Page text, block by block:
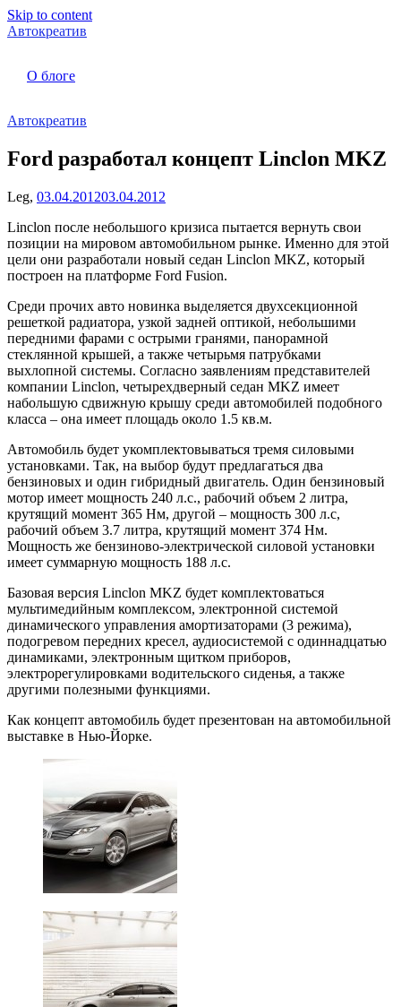
Skip to content
Автокреатив
О блоге
Автокреатив
Ford разработал концепт Linclon MKZ
Leg, 03.04.201203.04.2012
Linclon после небольшого кризиса пытается вернуть свои
позиции на мировом автомобильном рынке. Именно для этой
цели они разработали новый седан Linclon MKZ, который
построен на платформе Ford Fusion.
Среди прочих авто новинка выделяется двухсекционной
решеткой радиатора, узкой задней оптикой, небольшими
передними фарами с острыми гранями, панорамной
стеклянной крышей, а также четырьмя патрубками
выхлопной системы. Согласно заявлениям представителей
компании Linclon, четырехдверный седан MKZ имеет
набольшую сдвижную крышу среди автомобилей подобного
класса – она имеет площадь около 1.5 кв.м.
Автомобиль будет укомплектовываться тремя силовыми
установками. Так, на выбор будут предлагаться два
бензиновых и один гибридный двигатель. Один бензиновый
мотор имеет мощность 240 л.с., рабочий объем 2 литра,
крутящий момент 365 Нм, другой – мощность 300 л.с,
рабочий объем 3.7 литра, крутящий момент 374 Нм.
Мощность же бензиново-электрической силовой установки
имеет суммарную мощность 188 л.с.
Базовая версия Linclon MKZ будет комплектоваться
мультимедийным комплексом, электронной системой
динамического управления амортизаторами (3 режима),
подогревом передних кресел, аудиосистемой с одиннадцатью
динамиками, электронным щитком приборов,
электрорегулировками водительского сиденья, а также
другими полезными функциями.
Как концепт автомобиль будет презентован на автомобильной
выставке в Нью-Йорке.